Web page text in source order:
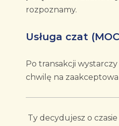
rozpoznamy.
Usługa czat
Po transakcji
chwilę na
Ty decydujesz o